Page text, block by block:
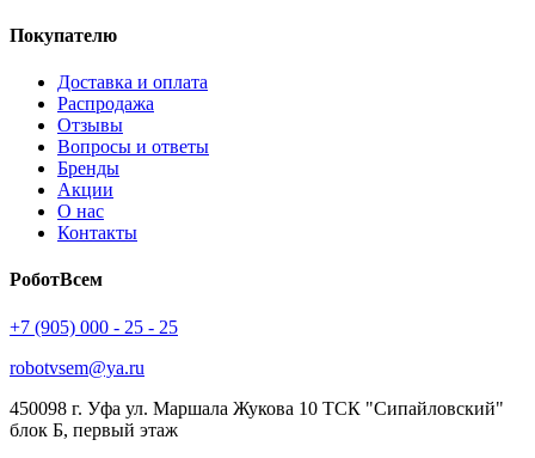
Покупателю
Доставка и оплата
Распродажа
Отзывы
Вопросы и ответы
Бренды
Акции
О нас
Контакты
РоботВсем
+7 (905) 000 - 25 - 25
robotvsem@ya.ru
450098 г. Уфа ул. Маршала Жукова 10 ТСК "Сипайловский"
блок Б, первый этаж